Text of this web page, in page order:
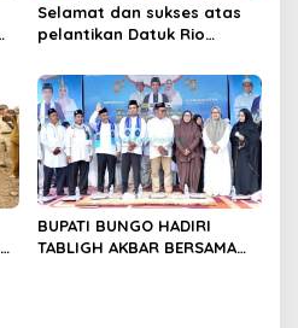
Selamat dan sukses atas
pelantikan Datuk Rio
BUPATI BUNGO HADIRI
TABLIGH AKBAR BERSAMA